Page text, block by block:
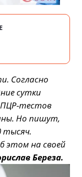
Согласно
сутки
ПЦР-тестов
Но пишут,
тысяч.
этом на своей
Береза.